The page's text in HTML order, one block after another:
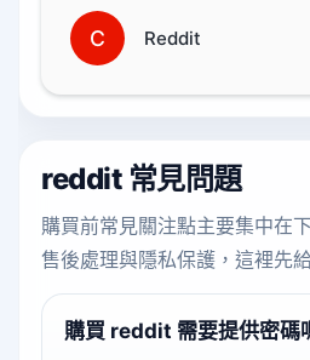
C Reddit
reddit 常見問題
購買前常見關注點主要集中在
售後處理與隱私保護，這裡先
購買 reddit 需要提供密碼